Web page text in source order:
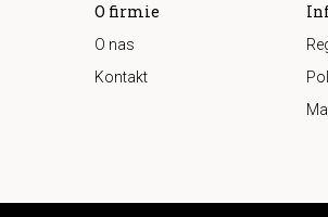
O firmie
O nas
Kontakt